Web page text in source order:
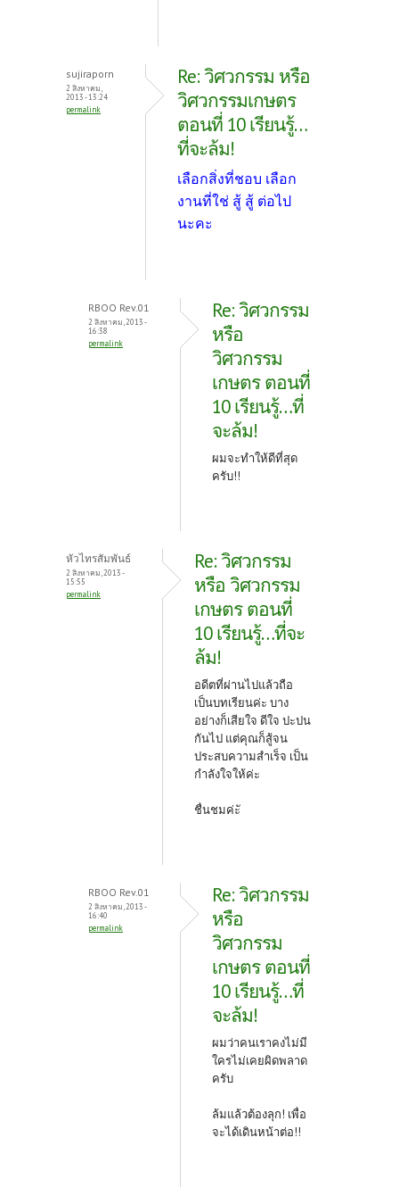
sujiraporn
2 สิงหาคม,
2013 - 13:24
permalink
Re: วิศวกรรม หรือ
วิศวกรรมเกษตร
ตอนที่ 10 เรียนรู้…
ที่จะล้ม!
เลือกสิ่งที่ชอบ เลือก
งานที่ใช่ สู้ สู้ ต่อไป
นะคะ
RBOO Rev.01
2 สิงหาคม, 2013 -
16:38
permalink
Re: วิศวกรรม
หรือ
วิศวกรรม
เกษตร ตอนที่
10 เรียนรู้…ที่
จะล้ม!
ผมจะทำให้ดีที่สุด
ครับ!!
หัวไทรสัมพันธ์
2 สิงหาคม, 2013 -
15:55
permalink
Re: วิศวกรรม
หรือ วิศวกรรม
เกษตร ตอนที่
10 เรียนรู้…ที่จะ
ล้ม!
อดีตที่ผ่านไปแล้วถือ
เป็นบทเรียนค่ะ บาง
อย่างก็เสียใจ ดีใจ ปะปน
กันไป แต่คุณก็สู้จน
ประสบความสำเร็จ เป็น
กำลังใจให้ค่ะ
ชื่นชมค่ะั
RBOO Rev.01
2 สิงหาคม, 2013 -
16:40
permalink
Re: วิศวกรรม
หรือ
วิศวกรรม
เกษตร ตอนที่
10 เรียนรู้…ที่
จะล้ม!
ผมว่าคนเราคงไม่มี
ใครไม่เคยผิดพลาด
ครับ
ล้มแล้วต้องลุก! เพื่อ
จะได้เดินหน้าต่อ!!